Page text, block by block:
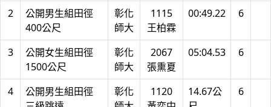
2
公開男生組田徑
400公尺
彰化
師大
1115
王柏霖
00:49.22 6
3
公開女生組田徑
1500公尺
彰化
師大
2067
張熏夏
05:04.53 6
4
公開男生組田徑
彰化
1120
14.67公
6